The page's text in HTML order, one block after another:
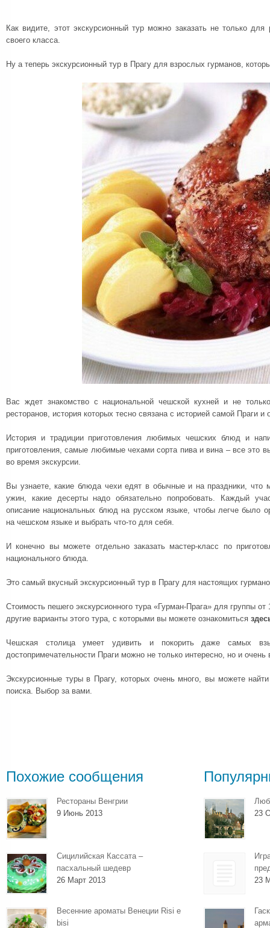
Как видите, этот экскурсионный тур можно заказать не только
своего класса.
Ну а теперь экскурсионный тур в Прагу для взрослых гурманов,
Вас ждет знакомство с национальной чешской кухней и не
ресторанов, история которых тесно связана с историей самой Праги
История и традиции приготовления любимых чешских блюд и
приготовления, самые любимые чехами сорта пива и вина – все это
во время экскурсии.
Вы узнаете, какие блюда чехи едят в обычные и на праздники, что
ужин, какие десерты надо обязательно попробовать. Каждый
описание национальных блюд на русском языке, чтобы легче было
на чешском языке и выбрать что-то для себя.
И конечно вы можете отдельно заказать мастер-класс по
национального блюда.
Это самый вкусный экскурсионный тур в Прагу для настоящих
Стоимость пешего экскурсионного тура «Гурман-Прага» для группы
другие варианты этого тура, с которыми вы можете ознакомиться
Чешская столица умеет удивить и покорить даже самых
достопримечательности Праги можно не только интересно, но и очень
Экскурсионные туры в Прагу, которых очень много, вы можете
поиска. Выбор за вами.
Похожие сообщения
Рестораны Венгрии
9 Июнь 2013
Сицилийская Кассата –
пасхальный шедевр
26 Март 2013
Весенние ароматы Венеции Risi e
bisi
23
23